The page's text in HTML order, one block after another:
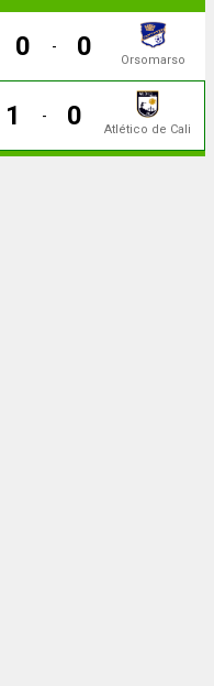
0 - 0 Orsomarso
1 - 0 Atlético de Cali